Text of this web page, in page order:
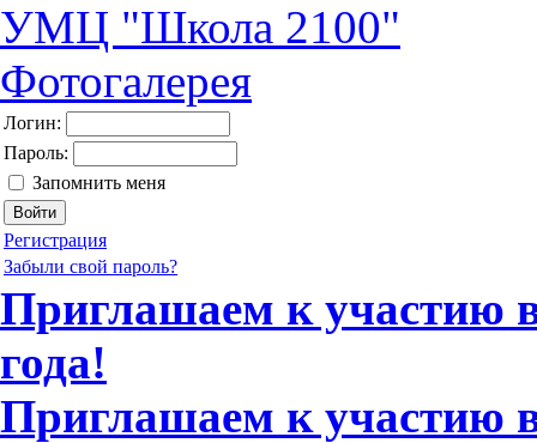
УМЦ "Школа 2100"
Фотогалерея
Логин:
Пароль:
Запомнить меня
Регистрация
Забыли свой пароль?
Приглашаем к участию в
года!
Приглашаем к участию в